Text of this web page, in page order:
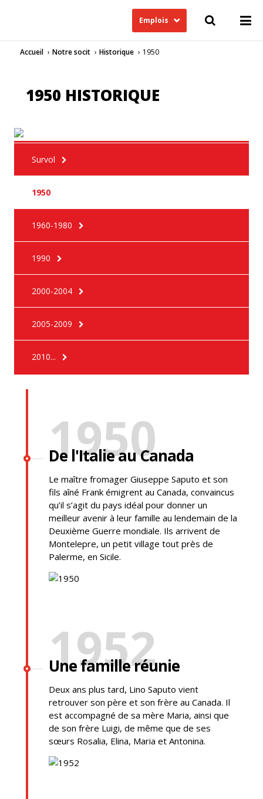
Emplois
Accueil Notre socit Historique 1950
1950 HISTORIQUE
Survol
1950
1960-1980
1990
2000-2004
2005-2009
2010...
1950
De l'Italie au Canada
Le maître fromager Giuseppe Saputo et son
fils aîné Frank émigrent au Canada, convaincus
qu’il s’agit du pays idéal pour donner un
meilleur avenir à leur famille au lendemain de la
Deuxième Guerre mondiale. Ils arrivent de
Montelepre, un petit village tout près de
Palerme, en Sicile.
1952
Une famille réunie
Deux ans plus tard, Lino Saputo vient
retrouver son père et son frère au Canada. Il
est accompagné de sa mère Maria, ainsi que
de son frère Luigi, de même que de ses
sœurs Rosalia, Elina, Maria et Antonina.